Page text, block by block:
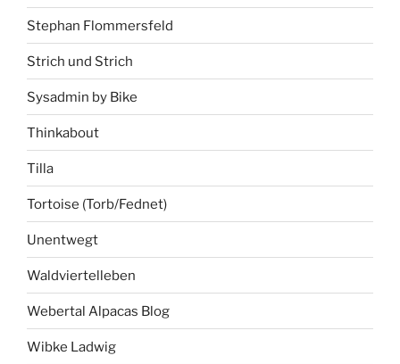
Stephan Flommersfeld
Strich und Strich
Sysadmin by Bike
Thinkabout
Tilla
Tortoise (Torb/Fednet)
Unentwegt
Waldviertelleben
Webertal Alpacas Blog
Wibke Ladwig